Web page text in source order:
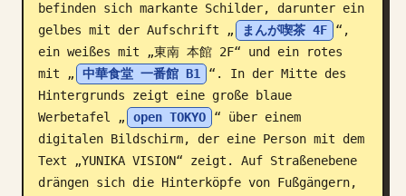
befinden sich markante Schilder, darunter ein
gelbes mit der Aufschrift „
まんが喫茶 4F
“,
ein weißes mit „東南 本館 2F“ und ein rotes
mit „
中華食堂 一番館 B1
“. In der Mitte des
Hintergrunds zeigt eine große blaue
Werbetafel „
open TOKYO
“ über einem
digitalen Bildschirm, der eine Person mit dem
Text „YUNIKA VISION“ zeigt. Auf Straßenebene
drängen sich die Hinterköpfe von Fußgängern,